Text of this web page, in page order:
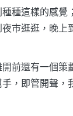
種這樣的感覺
巿逛逛，晚上
前還有一個策
，即管開聲，